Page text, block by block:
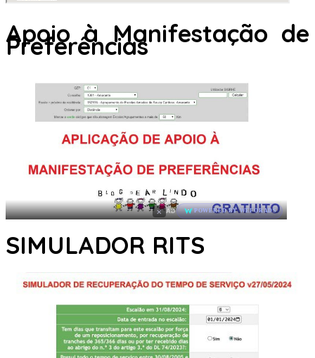
Apoio à Manifestação de
Preferências
× AD POWERED BY WEFORADS
SIMULADOR RITS